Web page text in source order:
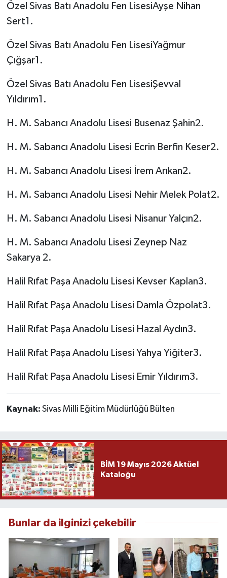
Özel Sivas Batı Anadolu Fen LisesiAyşe Nihan
Sert1.
Özel Sivas Batı Anadolu Fen LisesiYağmur
Çığşar1.
Özel Sivas Batı Anadolu Fen LisesiŞevval
Yıldırım1.
H. M. Sabancı Anadolu Lisesi Busenaz Şahin2.
H. M. Sabancı Anadolu Lisesi Ecrin Berfin Keser2.
H. M. Sabancı Anadolu Lisesi İrem Arıkan2.
H. M. Sabancı Anadolu Lisesi Nehir Melek Polat2.
H. M. Sabancı Anadolu Lisesi Nisanur Yalçın2.
H. M. Sabancı Anadolu Lisesi Zeynep Naz
Sakarya 2.
Halil Rıfat Paşa Anadolu Lisesi Kevser Kaplan3.
Halil Rıfat Paşa Anadolu Lisesi Damla Özpolat3.
Halil Rıfat Paşa Anadolu Lisesi Hazal Aydın3.
Halil Rıfat Paşa Anadolu Lisesi Yahya Yiğiter3.
Halil Rıfat Paşa Anadolu Lisesi Emir Yıldırım3.
Kaynak: Sivas Milli Eğitim Müdürlüğü Bülten
BİM 19 Mayıs 2026 Aktüel
Kataloğu
Bunlar da ilginizi çekebilir